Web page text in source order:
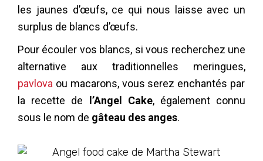
les jaunes d’œufs, ce qui nous laisse avec un
surplus de blancs d’œufs.
Pour écouler vos blancs, si vous recherchez une
alternative aux traditionnelles meringues,
pavlova ou macarons, vous serez enchantés par
la recette de l’Angel Cake, également connu
sous le nom de gâteau des anges.